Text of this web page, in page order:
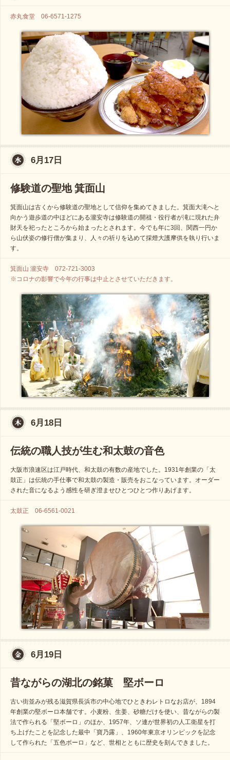
赤丸食堂 06-6571-1275
6月17日
修験道の聖地 箕面山
箕面山は古くから修験道の聖地として信仰を集めてきました。箕面大滝へと
向かう遊歩道の中ほどにある瀧安寺は修験道の開祖・役行者が滝に現れた弁
財天を祀ったところから始まったとされます。今でも年に3回、関西一円か
ら山伏姿の修行僧が集まり、人々の祈りを込めて採燈大護摩供を執り行いま
す。
箕面山 瀧安寺 072-721-3003
※コロナの影響で今年の行事は中止とさせていただきます。
6月18日
伝統の職人技が生む和太鼓の音色
大阪市浪速区は江戸時代、和太鼓の有数の産地でした。1931年創業の「太
鼓正」は伝統の手仕事で和太鼓の製造・販売をおこなっています。オーダー
された音になるよう感性を研ぎ澄ませひとつひとつ作りあげます。
太鼓正 06-6561-0021
6月19日
昔ながらの湖北の銘菓 堅ボーロ
古い街並みが残る滋賀県長浜市の中心地でひときわレトロなお店が、1894
年創業の堅ボーロ本舗です。小麦粉、生姜、砂糖だけを使い、昔ながらの製
法で作られる「堅ボーロ」のほか、1957年、ソ連が世界初の人工衛星を打
ち上げたことを記念した最中「寶乃露」、1960年東京オリンピックを記念
して作られた「五色ボーロ」など、世相とともに歴史を刻んできました。